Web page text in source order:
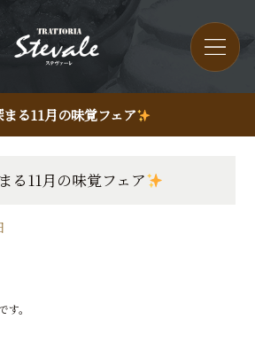
る11月の味覚フェア
る11月の味覚フェア
。